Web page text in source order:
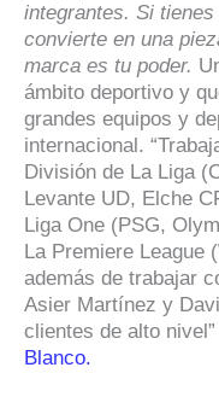
integrantes. Si
convierte en una
marca es tu poder.
ámbito deportivo y
grandes equipos y
internacional.
División de La Liga
Levante UD, Elche
Liga One (PSG,
La Premiere League
además de trabajar
Asier Martínez y
clientes de alto
Blanco.